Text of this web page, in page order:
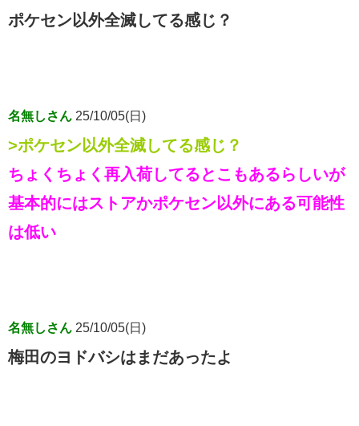
ポケセン以外全滅してる感じ？
名無しさん 25/10/05(日)
>ポケセン以外全滅してる感じ？
ちょくちょく再入荷してるとこもあるらしいが
基本的にはストアかポケセン以外にある可能性
は低い
名無しさん 25/10/05(日)
梅田のヨドバシはまだあったよ